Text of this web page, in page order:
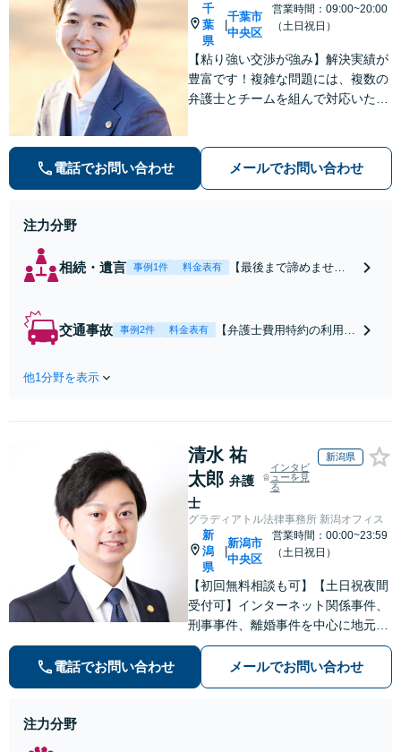
千
葉
県
千葉市
中央区
営業時間：09:00~20:00
（土日祝日）
【粘り強い交渉が強み】解決実績が
豊富です！複雑な問題には、複数の
弁護士とチームを組んで対応いたし
添い、不安を軽減します。まずはお
気軽にご相談ください。
電話でお問い合わせ メールでお問い合わせ
注力分野
相続・遺言 事例1件 料金表有
【最後まで諦めませ
合意してしまう前にご
放棄も対応可能。【JR
千葉駅近く】駐車場あ
り
交通事故 事例2件 料金表有
【弁護士費用特約の利用＆
我された方はまずご相談く
は損をしてしまうかもしれ
ません。代わりに交渉・手
続きをし、負担を軽減。
他1分野を表示
清水 祐
太郎 弁護
士
インタビ
ューを見
る
新潟県
グラディアトル法律事務所 新潟オフィス
新
潟
県
新潟市
中央区
営業時間：00:00~23:59
（土日祝日）
【初回無料相談も可】【土日祝夜間
受付可】インターネット関係事件、
刑事事件、離婚事件を中心に地元新
潟で弁護士業一筋。若さと誠意と情
熱を胸に、依頼者様と真正面から向
き合います。
電話でお問い合わせ メールでお問い合わせ
注力分野